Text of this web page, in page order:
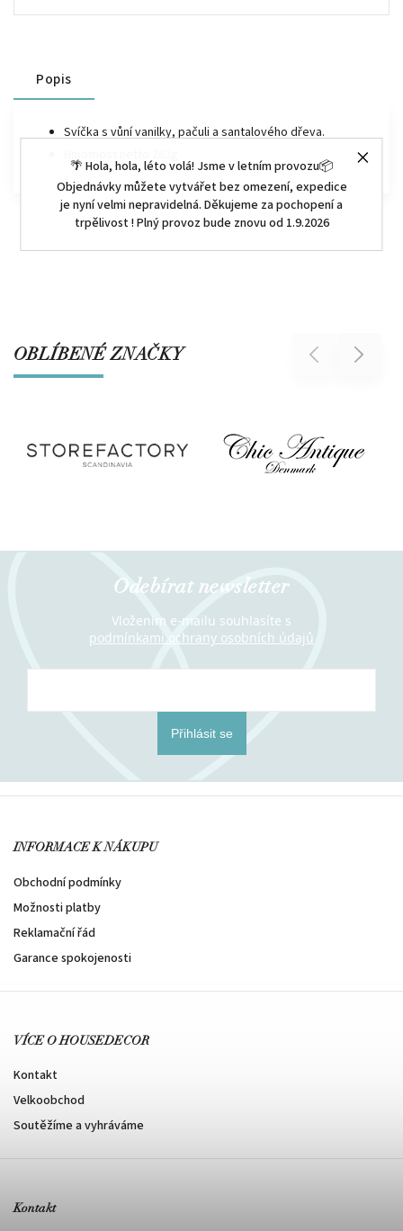
🌴 Hola, hola, léto volá! Jsme v letním provozu📦
Objednávky můžete vytvářet bez omezení, expedice
je nyní velmi nepravidelná. Děkujeme za pochopení a
trpělivost ! Plný provoz bude znovu od 1.9.2026
Popis
Svíčka s vůní vanilky, pačuli a santalového dřeva.
Hmotnost netto 262g
OBLÍBENÉ ZNAČKY Previous Next
Odebírat newsletter
Vložením e-mailu souhlasíte s
podmínkami ochrany osobních údajů
Přihlásit se
INFORMACE K NÁKUPU
Obchodní podmínky
Možnosti platby
Reklamační řád
Garance spokojenosti
VÍCE O HOUSEDECOR
Kontakt
Velkoobchod
Soutěžíme a vyhráváme
Kontakt